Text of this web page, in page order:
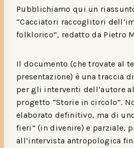
Pubblichiamo qui un
“Cacciatori raccoglitori
folklorico”, redatto da Pietro
Il documento (che trovate al
presentazione) è una traccia
per gli interventi dell’autore
progetto “Storie in circolo”.
elaborato definitivo, ma di
fieri” (in divenire) e parziale,
all’intervista antropologica